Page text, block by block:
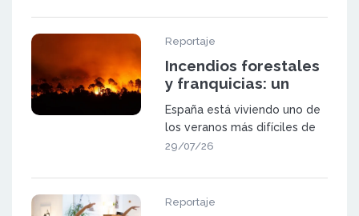
Reportaje
Incendios forestales
y franquicias: un
sector a prueba
España está viviendo uno de
los veranos más difíciles de
las últimas décadas. Los in
29/07/26
Reportaje